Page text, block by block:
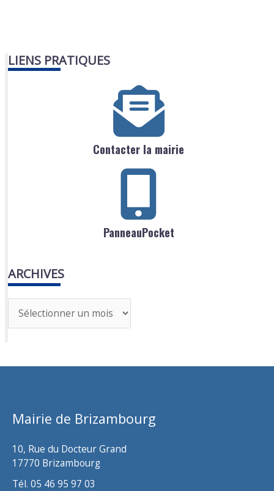
LIENS PRATIQUES
Contacter la mairie
PanneauPocket
ARCHIVES
r
h
Mairie de Brizambourg
10, Rue du Docteur Grand
17770 Brizambourg
Tél. 05 46 95 97 03